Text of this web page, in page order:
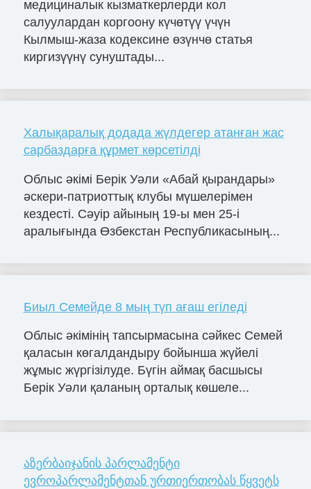
медициналык кызматкерлерди кол
салуулардан коргоону күчөтүү үчүн
Кылмыш-жаза кодексине өзүнчө статья
киргизүүнү сунуштады...
Халықаралық додада жүлдегер атанған жас
сарбаздарға құрмет көрсетілді
Облыс әкімі Берік Уәли «Абай қырандары»
әскери-патриоттық клубы мүшелерімен
кездесті. Сәуір айының 19-ы мен 25-і
аралығында Өзбекстан Республикасының...
Биыл Семейде 8 мың түп ағаш егіледі
Облыс әкімінің тапсырмасына сәйкес Семей
қаласын көгалдандыру бойынша жүйелі
жұмыс жүргізілуде. Бүгін аймақ басшысы
Берік Уәли қаланың орталық көшеле...
აზერბაიჯანის პარლამენტი
ევროპარლამენტთან ურთიერთობას წყვეტს